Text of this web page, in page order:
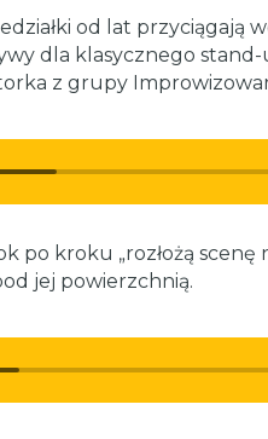
od lat przyciągają
dla klasycznego
z grupy
po kroku „rozłożą scenę
jej powierzchnią.